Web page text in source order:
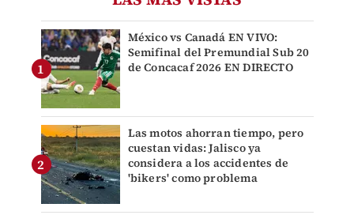
México vs Canadá EN VIVO:
Semifinal del Premundial Sub 20
de Concacaf 2026 EN DIRECTO
Las motos ahorran tiempo, pero
cuestan vidas: Jalisco ya
considera a los accidentes de
'bikers' como problema